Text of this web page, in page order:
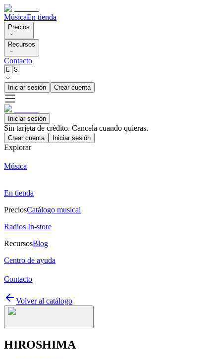
MúsicaEn tienda
Precios
Recursos
Contacto
🇪🇸
Iniciar sesión Crear cuenta
Iniciar sesión
Sin tarjeta de crédito. Cancela cuando quieras.
Crear cuenta Iniciar sesión
Explorar
Música
En tienda
PreciosCatálogo musical
Radios In-store
RecursosBlog
Centro de ayuda
Contacto
Volver al catálogo
HIROSHIMA